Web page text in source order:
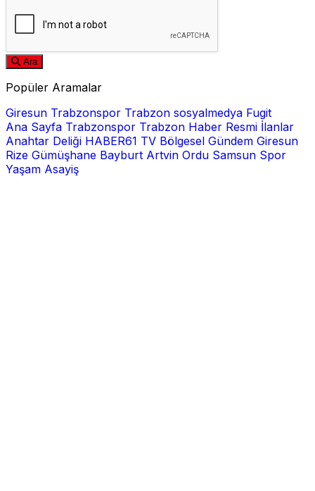
Ara
Popüler Aramalar
Giresun Trabzonspor Trabzon sosyalmedya Fugit
Ana Sayfa Trabzonspor Trabzon Haber Resmi İlanlar
Anahtar Deliği HABER61 TV Bölgesel Gündem Giresun
Rize Gümüşhane Bayburt Artvin Ordu Samsun Spor
Yaşam Asayiş